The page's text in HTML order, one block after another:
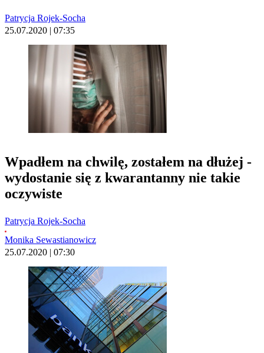
Patrycja Rojek-Socha
25.07.2020 | 07:35
Wpadłem na chwilę, zostałem na dłużej -
wydostanie się z kwarantanny nie takie
oczywiste
Patrycja Rojek-Socha
Monika Sewastianowicz
25.07.2020 | 07:30